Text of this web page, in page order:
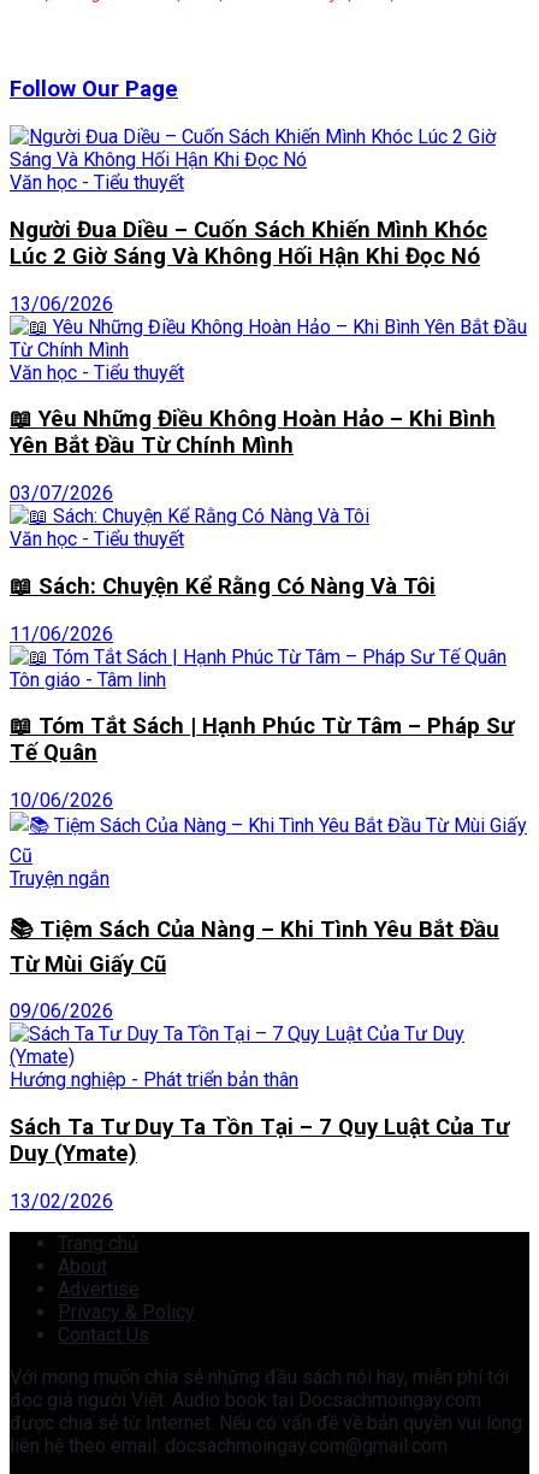
Follow Our Page
Văn học - Tiểu thuyết
Người Đua Diều – Cuốn Sách Khiến Mình Khóc
Lúc 2 Giờ Sáng Và Không Hối Hận Khi Đọc Nó
13/06/2026
Văn học - Tiểu thuyết
📖 Yêu Những Điều Không Hoàn Hảo – Khi Bình
Yên Bắt Đầu Từ Chính Mình
03/07/2026
Văn học - Tiểu thuyết
📖 Sách: Chuyện Kể Rằng Có Nàng Và Tôi
11/06/2026
Tôn giáo - Tâm linh
📖 Tóm Tắt Sách | Hạnh Phúc Từ Tâm – Pháp Sư
Tế Quân
10/06/2026
Truyện ngắn
📚 Tiệm Sách Của Nàng – Khi Tình Yêu Bắt Đầu
Từ Mùi Giấy Cũ
09/06/2026
Hướng nghiệp - Phát triển bản thân
Sách Ta Tư Duy Ta Tồn Tại – 7 Quy Luật Của Tư
Duy (Ymate)
13/02/2026
Trang chủ
About
Advertise
Privacy & Policy
Contact Us
Với mong muốn chia sẻ những đầu sách nói hay, miễn phí tới
đọc giả người Việt. Audio book tại Docsachmoingay.com
được chia sẻ từ Internet. Nếu có vấn đề về bản quyền vui lòng
liên hệ theo email: docsachmoingay.com@gmail.com